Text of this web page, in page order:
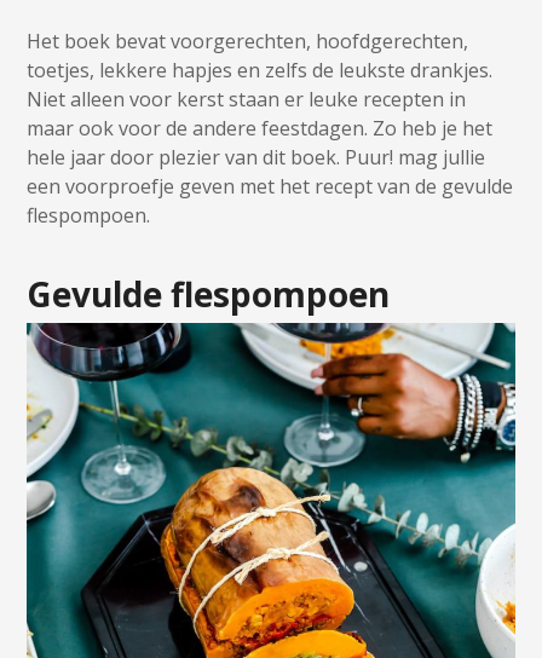
Het boek bevat voorgerechten, hoofdgerechten,
toetjes, lekkere hapjes en zelfs de leukste drankjes.
Niet alleen voor kerst staan er leuke recepten in
maar ook voor de andere feestdagen. Zo heb je het
hele jaar door plezier van dit boek. Puur! mag jullie
een voorproefje geven met het recept van de gevulde
flespompoen.
Gevulde flespompoen